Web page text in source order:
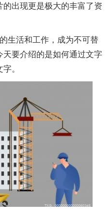
出现更是极大的丰富了资
生活和工作，成为不可替
要介绍的是如何通过文字
。